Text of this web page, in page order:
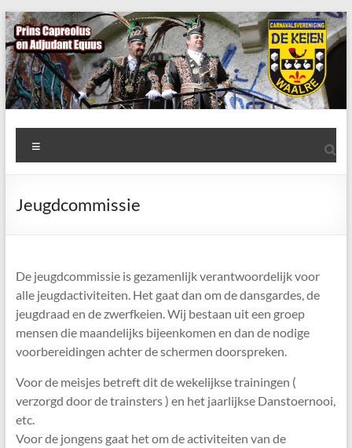
Ga
naar
de
inhoud
AWC
de
Keien
De
Keien
Jeugdcommissie
De jeugdcommissie is gezamenlijk verantwoordelijk voor
alle jeugdactiviteiten. Het gaat dan om de dansgardes, de
jeugdraad en de zwerfkeien. Wij bestaan uit een groep
mensen die maandelijks bijeenkomen en dan de nodige
voorbereidingen achter de schermen doorspreken.
Voor de meisjes betreft dit de wekelijkse trainingen (
verzorgd door de trainsters ) en het jaarlijkse Danstoernooi,
etc.
Voor de jongens gaat het om de activiteiten van de